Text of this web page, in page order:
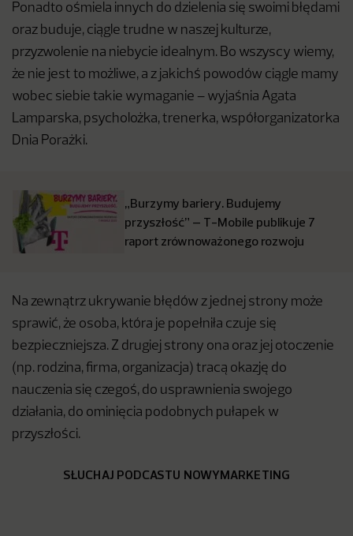
Ponadto ośmiela innych do dzielenia się swoimi błędami
oraz buduje, ciągle trudne w naszej kulturze,
przyzwolenie na niebycie idealnym. Bo wszyscy wiemy,
że nie jest to możliwe, a z jakichś powodów ciągle mamy
wobec siebie takie wymaganie – wyjaśnia Agata
Lamparska, psycholożka, trenerka, współorganizatorka
Dnia Porażki.
„Burzymy bariery. Budujemy
przyszłość” – T-Mobile publikuje 7
raport zrównoważonego rozwoju
Na zewnątrz ukrywanie błędów z jednej strony może
sprawić, że osoba, która je popełniła czuje się
bezpieczniejsza. Z drugiej strony ona oraz jej otoczenie
(np. rodzina, firma, organizacja) tracą okazję do
nauczenia się czegoś, do usprawnienia swojego
działania, do ominięcia podobnych pułapek w
przyszłości.
SŁUCHAJ PODCASTU NOWYMARKETING